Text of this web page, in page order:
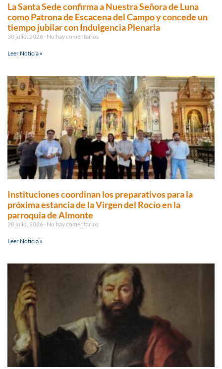
La Santa Sede confirma a Nuestra Señora de Luna
como Patrona de Escacena del Campo y concede un
tiempo jubilar con Indulgencia Plenaria
30 julio, 2026 No hay comentarios
Leer Noticia »
Instituciones coordinan los preparativos para la
próxima estancia de la Virgen del Rocío en la
parroquia de Almonte
28 julio, 2026 No hay comentarios
Leer Noticia »